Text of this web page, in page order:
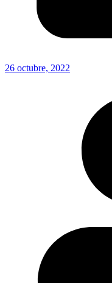
26 octubre, 2022